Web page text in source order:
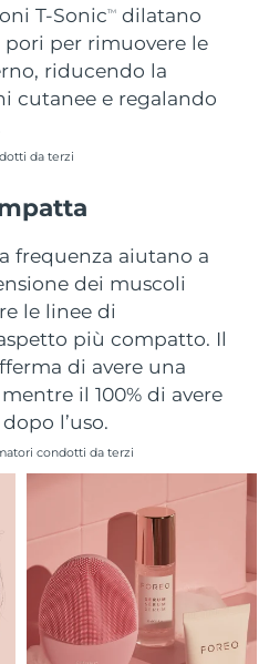
T-SonicTM
dilatano
per rimuovere le
riducendo la
cutanee e regalando
da terzi
frequenza aiutano a
dei muscoli
le linee di
più compatto. Il
di avere una
il 100% di avere
l’uso.
condotti da terzi
Consegna stimata 8/8/26
Consegna stimata
Consegna stimata8/10/26
Consegna stimata8/9/26
Consegna stimata
Consegna stimata8/8/26
Consegna stimata
Consegna stimata 8/9/26
Consegna stimata 8/10/26